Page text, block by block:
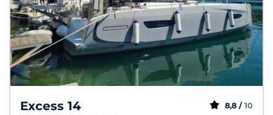
Excess 14 8,8 / 10